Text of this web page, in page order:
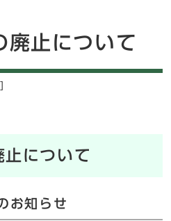
廃止について
について
お知らせ